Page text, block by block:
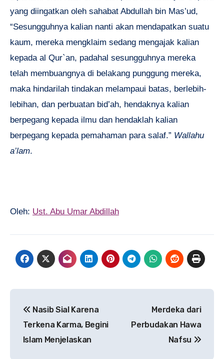
yang diingatkan oleh sahabat Abdullah bin Mas’ud,
“Sesungguhnya kalian nanti akan mendapatkan suatu
kaum, mereka mengklaim sedang mengajak kalian
kepada al Qur`an, padahal sesungguhnya mereka
telah membuangnya di belakang punggung mereka,
maka hindarilah tindakan melampaui batas, berlebih-
lebihan, dan perbuatan bid’ah, hendaknya kalian
berpegang kepada ilmu dan hendaklah kalian
berpegang kepada pemahaman para salaf.” Wallahu
a’lam.
Oleh: Ust. Abu Umar Abdillah
pos
Nasib Sial Karena
Terkena Karma, Begini
Islam Menjelaskan
Merdeka dari
Perbudakan Hawa
Nafsu